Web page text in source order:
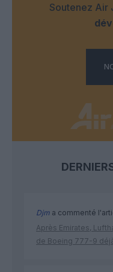
Soutenez Air
Djm a commenté
Après Emirates,
de Boeing 777-9